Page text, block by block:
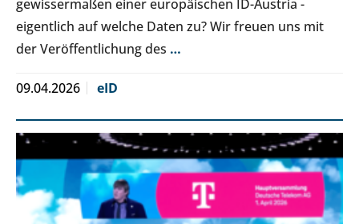
gewissermaßen einer europäischen ID-Austria -
eigentlich auf welche Daten zu? Wir freuen uns mit
der Veröffentlichung des …
09.04.2026 eID